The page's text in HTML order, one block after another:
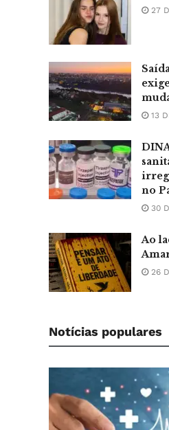
27
13
no
30
Ao
26
Notícias populares